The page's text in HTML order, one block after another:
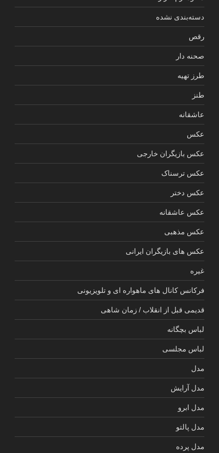
دسته‌بندی نشده
رقص
صحنه دار
طرز تهیه
طنز
عاشقانه
عکس
عکس بازیگران خارجی
عکس ترسناک
عکس دختر
عکس عاشقانه
عکس مذهبی
عکس های بازیگران ایرانی
غیره
فرکانس کانال های ماهواره ای و تلویزیونی
قدیمی قبل از انقلاب / زمان شاهی
لباس بچگانه
لباس مجلسی
مدل
مدل آرایش
مدل ابرو
مدل پالتو
مدل پرده